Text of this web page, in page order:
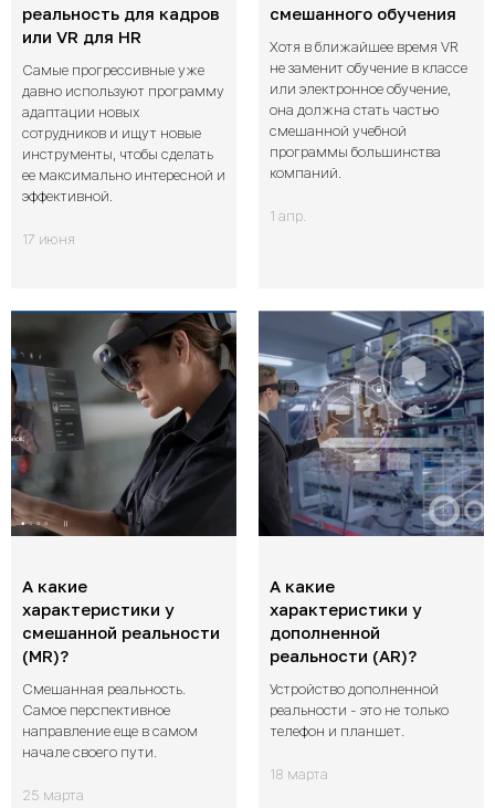
реальность для кадров
или VR для HR
Самые прогрессивные уже
давно используют программу
адаптации новых
сотрудников и ищут новые
инструменты, чтобы сделать
ее максимально интересной и
эффективной.
17 июня
смешанного обучения
Хотя в ближайшее время VR
не заменит обучение в классе
или электронное обучение,
она должна стать частью
смешанной учебной
программы большинства
компаний.
1 апр.
А какие
характеристики у
смешанной реальности
(MR)?
Смешанная реальность.
Самое перспективное
направление еще в самом
начале своего пути.
25 марта
А какие
характеристики у
дополненной
реальности (AR)?
Устройство дополненной
реальности - это не только
телефон и планшет.
18 марта